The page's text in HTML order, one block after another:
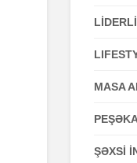
MASA
ŞƏXSİ